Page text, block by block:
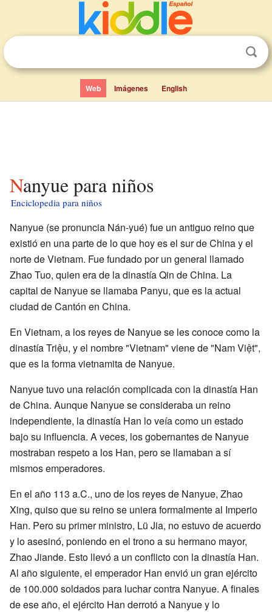
Web Imágenes English
Nanyue para niños
Enciclopedia para niños
Nanyue (se pronuncia Nán-yué) fue un antiguo reino que
existió en una parte de lo que hoy es el sur de China y el
norte de Vietnam. Fue fundado por un general llamado
Zhao Tuo, quien era de la dinastía Qin de China. La
capital de Nanyue se llamaba Panyu, que es la actual
ciudad de Cantón en China.
En Vietnam, a los reyes de Nanyue se les conoce como la
dinastía Triệu, y el nombre "Vietnam" viene de "Nam Việt",
que es la forma vietnamita de Nanyue.
Nanyue tuvo una relación complicada con la dinastía Han
de China. Aunque Nanyue se consideraba un reino
independiente, la dinastía Han lo veía como un estado
bajo su influencia. A veces, los gobernantes de Nanyue
mostraban respeto a los Han, pero se llamaban a sí
mismos emperadores.
En el año 113 a.C., uno de los reyes de Nanyue, Zhao
Xing, quiso que su reino se uniera formalmente al Imperio
Han. Pero su primer ministro, Lü Jia, no estuvo de acuerdo
y lo asesinó, poniendo en el trono a su hermano mayor,
Zhao Jiande. Esto llevó a un conflicto con la dinastía Han.
Al año siguiente, el emperador Han envió un gran ejército
de 100.000 soldados para luchar contra Nanyue. A finales
de ese año, el ejército Han derrotó a Nanyue y lo